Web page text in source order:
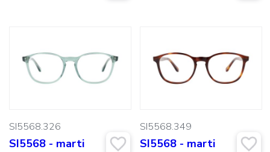
SI5568.326
SI5568 - marti
SI5568.349
SI5568 - marti